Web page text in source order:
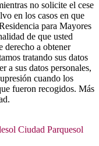
no solicite el cese
en los casos en que
para Mayores
de que usted
derecho a obtener
tratando sus datos
a sus datos personales,
cuando los
fueron recogidos. Más
Ciudad Parquesol